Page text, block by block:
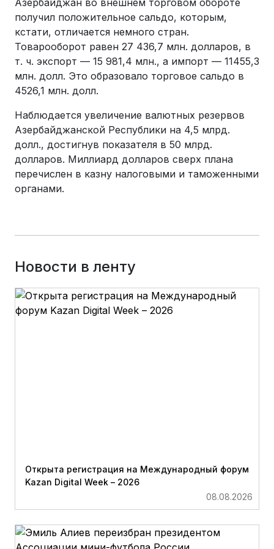
Азербайджан во внешнем торговом обороте
получил положительное сальдо, которым,
кстати, отличается немного стран.
Товарооборот равен 27 436,7 млн. долларов, в
т. ч. экспорт — 15 981,4 млн., а импорт — 11455,3
млн. долл. Это образовало торговое сальдо в
4526,1 млн. долл.
Наблюдается увеличение валютных резервов
Азербайджанской Республики на 4,5 млрд.
долл., достигнув показателя в 50 млрд.
долларов. Миллиард долларов сверх плана
перечислен в казну налоговыми и таможенными
органами.
Новости в ленту
Открыта регистрация на Международный форум
Kazan Digital Week – 2026
08.08.2026